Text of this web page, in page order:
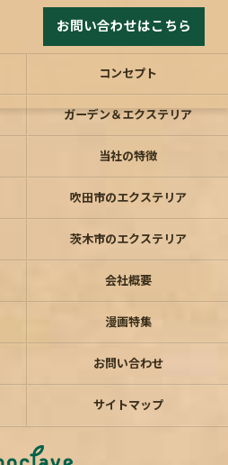
お問い合わせはこちら
コンセプト
ガーデン＆エクステリア
当社の特徴
吹田市のエクステリア
茨木市のエクステリア
会社概要
漫画特集
お問い合わせ
サイトマップ